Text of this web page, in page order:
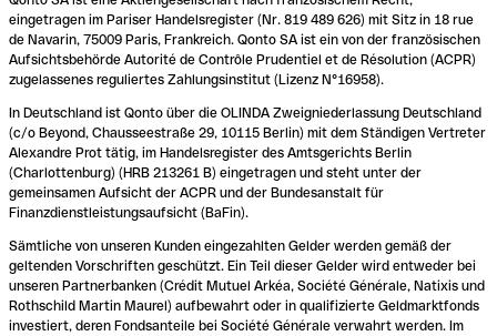
eingetragen im Pariser Handelsregister (Nr. 819 489 626) mit Sitz in 18 rue
de Navarin, 75009 Paris, Frankreich. Qonto SA ist ein von der französischen
Aufsichtsbehörde Autorité de Contrôle Prudentiel et de Résolution (ACPR)
zugelassenes reguliertes Zahlungsinstitut (Lizenz N°16958).
In Deutschland ist Qonto über die OLINDA Zweigniederlassung Deutschland
(c/o Beyond, Chausseestraße 29, 10115 Berlin) mit dem Ständigen Vertreter
Alexandre Prot tätig, im Handelsregister des Amtsgerichts Berlin
(Charlottenburg) (HRB 213261 B) eingetragen und steht unter der
gemeinsamen Aufsicht der ACPR und der Bundesanstalt für
Finanzdienstleistungsaufsicht (BaFin).
Sämtliche von unseren Kunden eingezahlten Gelder werden gemäß der
geltenden Vorschriften geschützt. Ein Teil dieser Gelder wird entweder bei
unseren Partnerbanken (Crédit Mutuel Arkéa, Société Générale, Natixis und
Rothschild Martin Maurel) aufbewahrt oder in qualifizierte Geldmarktfonds
investiert, deren Fondsanteile bei Société Générale verwahrt werden. Im